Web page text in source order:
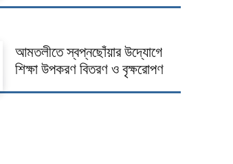
আমতলীতে স্বপ্নছোঁয়ার উদ্যোগে
শিক্ষা উপকরণ বিতরণ ও বৃক্ষরোপণ